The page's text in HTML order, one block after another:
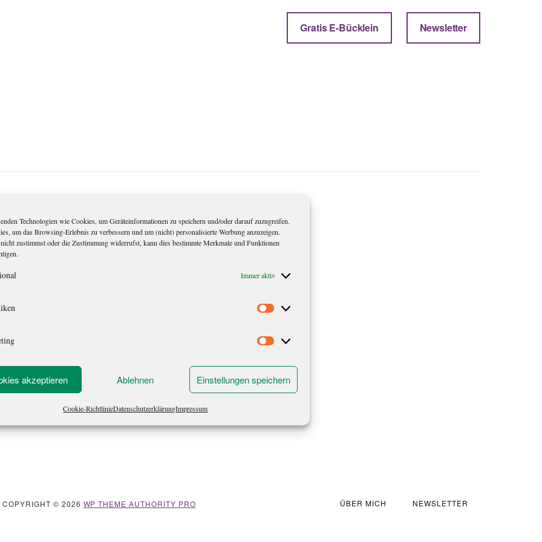
Technologien wie Cookies, um Geräteinformationen zu speichern und/oder darauf zuzugreifen.
um das Browsing-Erlebnis zu verbessern und um (nicht) personalisierte Werbung anzuzeigen.
zustimmst oder die Zustimmung widerrufst, kann dies bestimmte Merkmale und Funktionen
Immer aktiv
Statistiken
Marketing
akzeptieren Ablehnen Einstellungen speichern
Cookie-RichtlinieDatenschutzerklärungImpressum
Gratis E-Bücklein Newsletter
Die Rechnung, bitte!
ÜBER MICH NEWSLETTER
COPYRIGHT © 2026 WP THEME AUTHORITY PRO